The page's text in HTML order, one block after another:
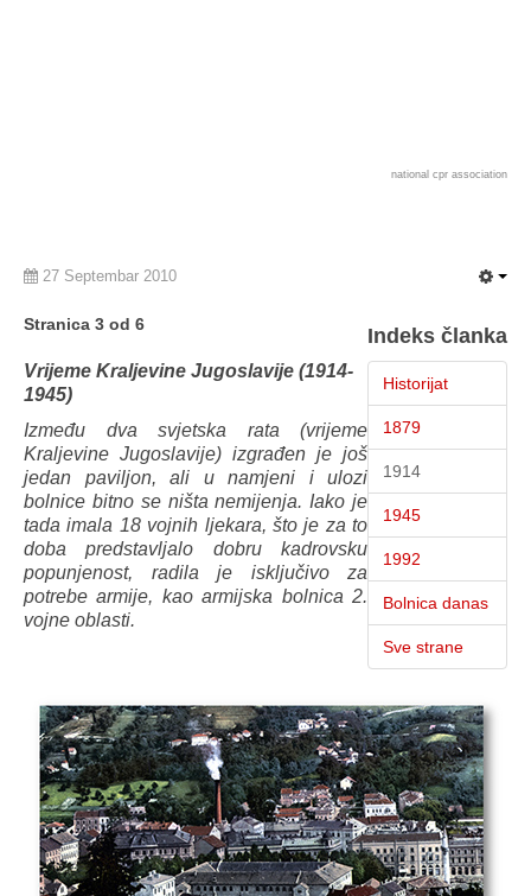
national cpr association
27 Septembar 2010
Indeks članka
Historijat
1879
1914
1945
1992
Bolnica danas
Sve strane
Stranica 3 od 6
Vrijeme Kraljevine Jugoslavije (1914-
1945)
Između dva svjetska rata (vrijeme
Kraljevine Jugoslavije) izgrađen je još
jedan paviljon, ali u namjeni i ulozi
bolnice bitno se ništa nemijenja. Iako je
tada imala 18 vojnih ljekara, što je za to
doba predstavljalo dobru kadrovsku
popunjenost, radila je isključivo za
potrebe armije, kao armijska bolnica 2.
vojne oblasti.